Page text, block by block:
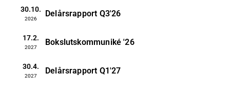
30.10.
2026
Delårsrapport Q3'26
17.2.
2027
Bokslutskommuniké '26
30.4.
2027
Delårsrapport Q1'27